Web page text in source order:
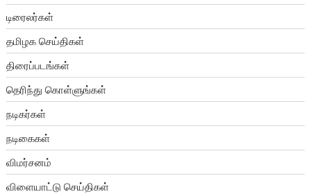
டிரைலர்கள்
தமிழக செய்திகள்
திரைப்படங்கள்
தெரிந்து கொள்ளுங்கள்
நடிகர்கள்
நடிகைகள்
விமர்சனம்
விளையாட்டு செய்திகள்